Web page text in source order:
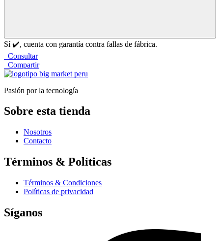
Sí ✔️, cuenta con garantía contra fallas de fábrica.
Consultar
Compartir
Pasión por la tecnología
Sobre esta tienda
Nosotros
Contacto
Términos & Políticas
Términos & Condiciones
Políticas de privacidad
Síganos